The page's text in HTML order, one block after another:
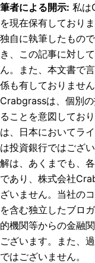
筆者による開示: 私は
を現在保有しておりま
独自に執筆したもの
き、この記事に対し
ん。また、本文書で
係も有しておりません
Crabgrassは、個別
ることを意図してお
は、日本においてラ
は投資銀行ではござ
解は、あくまでも、
であり、株式会社
ざいません。当社の
を含む独立したブロ
的機関等からの金融
ございます。また、
ではございません。